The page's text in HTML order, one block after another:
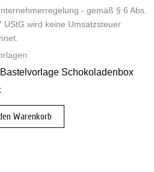
- gemäß § 6 Abs.
UStG wird keine Umsatzsteuer
Schokoladenbox
Warenkorb